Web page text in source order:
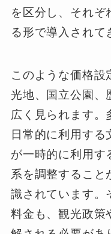
を区分し、それぞ
る形で導入されて
このような価格設
光地、国立公園、
広く見られます。
日常的に利用する
が一時的に利用す
系を調整すること
識されています。
料金も、観光政策